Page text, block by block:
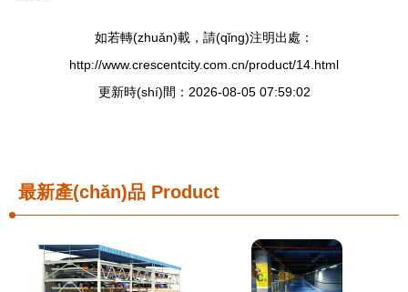
如若轉(zhuǎn)載，請(qǐng)注明出處：
http://www.crescentcity.com.cn/product/14.html
更新時(shí)間：2026-08-05 07:59:02
最新產(chǎn)品 Product